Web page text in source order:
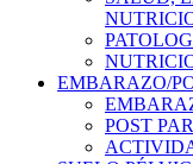
EMBARAZO/
POST